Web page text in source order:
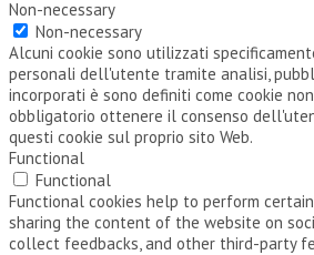
Non-necessary
Non-necessary
Alcuni cookie sono utilizzati
personali dell'utente tramite analisi,
incorporati è sono definiti come cookie
obbligatorio ottenere il consenso
questi cookie sul proprio sito Web.
Functional
Functional
Functional cookies help to perform
sharing the content of the website on
collect feedbacks, and other third-party